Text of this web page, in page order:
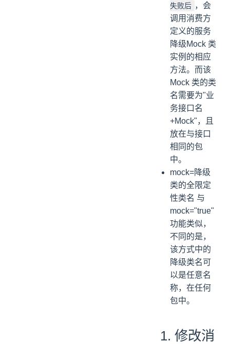
失败后 ，会
调用消费方
定义的服务
降级Mock 类
实例的相应
方法。而该
Mock 类的类
名需要为"业
务接口名
+Mock"，且
放在与接口
相同的包
中。
mock=降级
类的全限定
性类名 与
mock="true"
功能类似，
不同的是，
该方式中的
降级类名可
以是任意名
称，在任何
包中。
1. 修改消